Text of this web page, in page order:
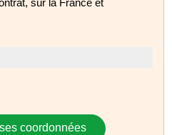
coordonnées